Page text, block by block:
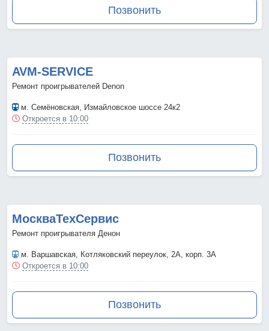
Позвонить
AVM-SERVICE
Ремонт проигрывателей Denon
м. Семёновская, Измайловское шоссе 24к2
Откроется в 10:00
Позвонить
МоскваТехСервис
Ремонт проигрывателя Денон
м. Варшавская, Котляковский переулок, 2А, корп. 3А
Откроется в 10:00
Позвонить